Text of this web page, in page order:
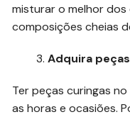
misturar o melhor
composições cheias
Adquira
Ter peças curingas
as horas e ocasiões.